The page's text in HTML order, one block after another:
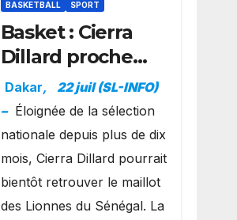
BASKETBALL SPORT
Basket : Cierra
Dillard proche
d’un grand
retour avec les
Lionnes ?
Dakar,
22 juil (SL-INFO)
– Éloignée de la sélection
nationale depuis plus de dix
mois, Cierra Dillard pourrait
bientôt retrouver le maillot
des Lionnes du Sénégal. La